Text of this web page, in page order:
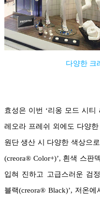
다양한 크
효성은 이번 ‘리옹 모드 시티
레오라 프레쉬 외에도 다양
원단 생산 시 다양한 색상으
(creora® Color+)’, 흰색 스판
입혀 진하고 고급스러운 검
블랙(creora® Black)’, 저온